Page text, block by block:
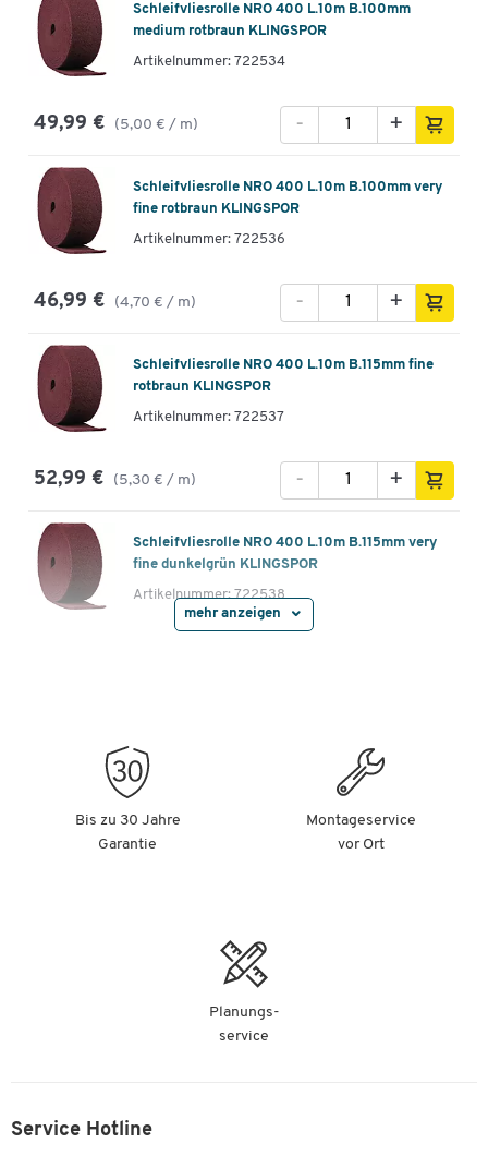
Schleifvliesrolle NRO 400 L.10m B.100mm
medium rotbraun KLINGSPOR
Artikelnummer: 722534
49,99 € (5,00 € / m) +
-
Schleifvliesrolle NRO 400 L.10m B.100mm very
fine rotbraun KLINGSPOR
Artikelnummer: 722536
46,99 € (4,70 € / m) +
-
Schleifvliesrolle NRO 400 L.10m B.115mm fine
rotbraun KLINGSPOR
Artikelnummer: 722537
52,99 € (5,30 € / m) +
-
Schleifvliesrolle NRO 400 L.10m B.115mm very
fine dunkelgrün KLINGSPOR
Artikelnummer: 722538
Artikelnummer: 722539
57,99 € (5,80 € / m) +
Schleifvliesrolle NRO 400 L.10m B.150mm
74,99 € (7,50 € / m)
mehr anzeigen
Bis zu 30 Jahre
Garantie
Montageservice
vor Ort
Planungs-
service
Service Hotline